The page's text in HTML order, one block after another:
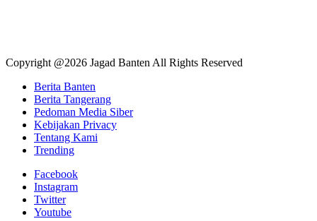
Copyright @2026 Jagad Banten All Rights Reserved
Berita Banten
Berita Tangerang
Pedoman Media Siber
Kebijakan Privacy
Tentang Kami
Trending
Facebook
Instagram
Twitter
Youtube